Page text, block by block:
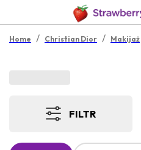
Home / Christian Dior / Makijaż
FILTR